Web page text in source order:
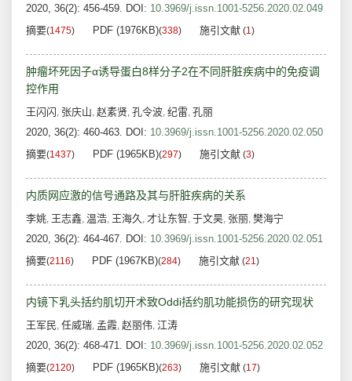
2020, 36(2): 456-459. DOI: 10.3969/j.issn.1001-5256.2020.02.049
摘要(1475) PDF (1976KB)(338) 施引文献 (1)
肿瘤坏死因子α诱导蛋白8样分子2在不同肝脏疾病中的免疫调
控作用
王闪闪 , 张庆山, 赵素贤, 孔令波, 纪雷, 孔丽
2020, 36(2): 460-463. DOI: 10.3969/j.issn.1001-5256.2020.02.050
摘要(1437) PDF (1965KB)(297) 施引文献 (3)
内质网应激的信号通路及其与肝脏疾病的关系
李姚, 王志鑫, 温浩, 王海久 , 才让东智, 于文昊, 张丽, 樊海宁
2020, 36(2): 464-467. DOI: 10.3969/j.issn.1001-5256.2020.02.051
摘要(2116) PDF (1967KB)(284) 施引文献 (21)
内镜下乳头括约肌切开术致Oddi括约肌功能损伤的研究现状
王军民, 任威瑞, 孟霞, 赵丽伟, 江涛
2020, 36(2): 468-471. DOI: 10.3969/j.issn.1001-5256.2020.02.052
摘要(2120) PDF (1965KB)(263) 施引文献 (17)